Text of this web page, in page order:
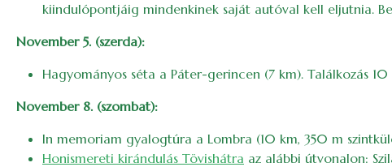
kiindulópontjáig mindenkinek saját autóval kell eljutnia.
November 5. (szerda):
Hagyományos séta a Páter-gerincen (7 km). Találkozás
November 8. (szombat):
In memoriam gyalogtúra a Lombra (10 km, 350 m
Honismereti kirándulás Tövishátra az alábbi útvonalon: